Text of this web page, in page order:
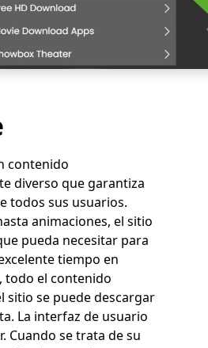
contenido
diverso que garantiza
todos sus usuarios.
animaciones, el sitio
pueda necesitar para
tiempo en
todo el contenido
sitio se puede descargar
La interfaz de usuario
Cuando se trata de su